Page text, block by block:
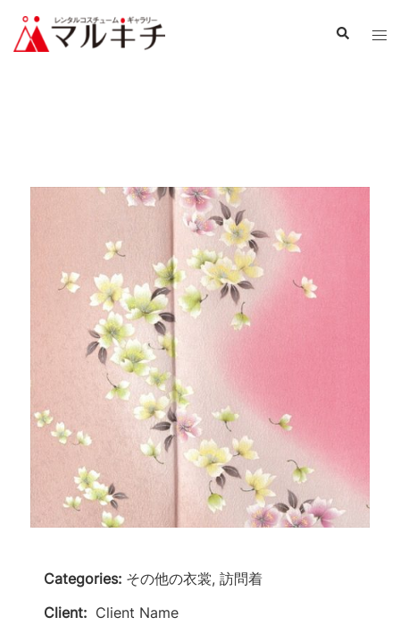
Categories: その他の衣裳, 訪問着
Client: Client Name